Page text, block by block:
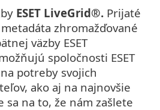
ESET LiveGrid®. Prijaté
zhromažďované
väzby ESET
spoločnosti ESET
potreby svojich
ako aj na najnovšie
sa na to, že nám zašlete